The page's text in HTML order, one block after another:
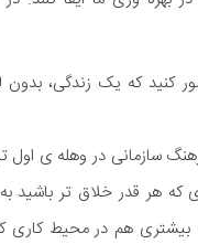
کنید که یک زندگی،
سازمانی در وهله ی
هر قدر خلاق تر باشید
هم در محیط